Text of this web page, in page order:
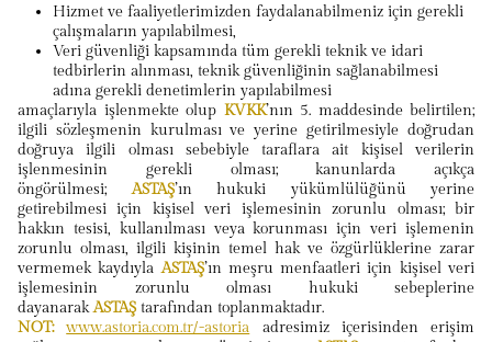
Hizmet ve faaliyetlerimizden faydalanabilmeniz için gerekli
çalışmaların yapılabilmesi,
Veri güvenliği kapsamında tüm gerekli teknik ve idari
tedbirlerin alınması, teknik güvenliğinin sağlanabilmesi
adına gerekli denetimlerin yapılabilmesi
amaçlarıyla işlenmekte olup KVKK’nın 5. maddesinde belirtilen;
ilgili sözleşmenin kurulması ve yerine getirilmesiyle doğrudan
doğruya ilgili olması sebebiyle taraflara ait kişisel verilerin
işlenmesinin gerekli olması; kanunlarda açıkça
öngörülmesi;ASTAŞ’ın hukuki yükümlülüğünü yerine
getirebilmesi için kişisel veri işlemesinin zorunlu olması; bir
hakkın tesisi, kullanılması veya korunması için veri işlemenin
zorunlu olması, ilgili kişinin temel hak ve özgürlüklerine zarar
vermemek kaydıylaASTAŞ’ın meşru menfaatleri için kişisel veri
işlemesinin zorunlu olması hukuki sebeplerine
dayanarakASTAŞ tarafından toplanmaktadır.
NOT:
www.astoria.com.tr/-astoria adresimiz içerisinden erişim